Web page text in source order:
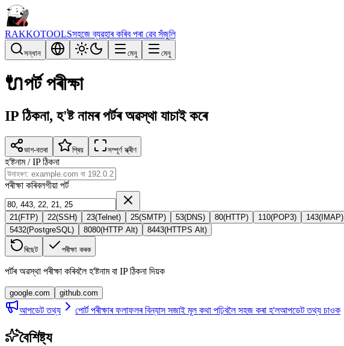
RAKKOTOOLSসহজে ব্যৱহাৰ কৰিব পৰা ৱেব সঁজুলি
সন্ধান মেনু মেনু
🔌পৰ্ট পৰীক্ষা
IP ঠিকনা, হ'ষ্ট নামৰ পৰ্টৰ অৱস্থা যাচাই কৰে
ভাগ-বতৰা প্ৰিয় সম্পূৰ্ণ স্ক্ৰীণ
হ'ষ্টনাম / IP ঠিকনা
পৰীক্ষা কৰিবলগীয়া পৰ্ট
21 (FTP) 22(SSH) 23(Telnet) 25(SMTP) 53(DNS) 80(HTTP) 110(POP3) 143( IMAP)
5432(PostgreSQL ) 8080(HTTP Alt) 8443(HTTPS Alt)
ৰিছেট পৰীক্ষা কৰক
পৰ্টৰ অৱস্থা পৰীক্ষা কৰিবলৈ হ'ষ্টনাম বা IP ঠিকনা দিয়ক
google.com github.com
আপডেট তথ্য পোৰ্ট পৰীক্ষাৰ ফলাফলৰ বিন্যাস সজাই মূল কথা পঢ়িবলৈ সহজ কৰা হ'লআপডেট তথ্য চাওক
বৈশিষ্ট্য